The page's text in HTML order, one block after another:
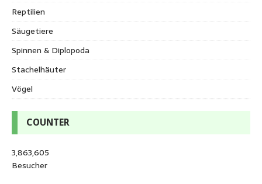
Reptilien
Säugetiere
Spinnen & Diplopoda
Stachelhäuter
Vögel
COUNTER
3,863,605
Besucher